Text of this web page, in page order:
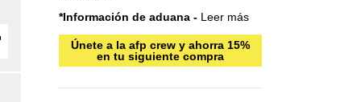
*Información de aduana - Leer más
Únete a la afp crew y ahorra 15%
en tu siguiente compra